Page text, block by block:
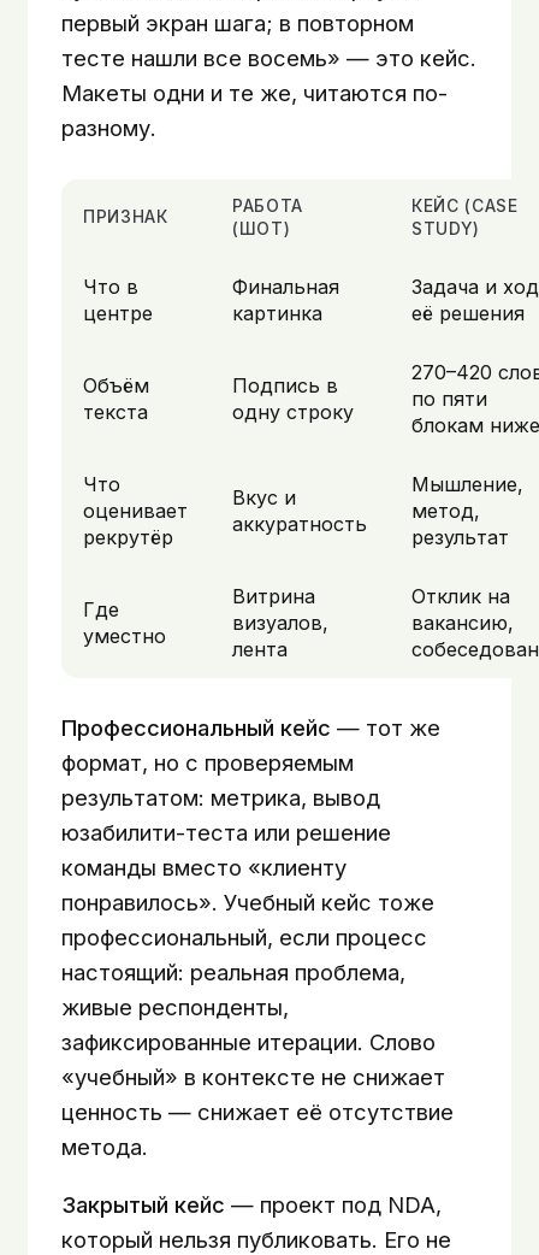
первый экран шага; в повторном
тесте нашли все восемь» — это кейс.
Макеты одни и те же, читаются по-
разному.
ПРИЗНАК
РАБОТА
(ШОТ)
КЕЙС (CASE
STUDY)
Что в
центре
Финальная
картинка
Задача и ход
её решения
Объём
текста
Подпись в
одну строку
270–420
по пяти
блокам ниже
Что
оценивает
рекрутёр
Вкус и
аккуратность
Мышление,
метод,
результат
Где
уместно
Витрина
визуалов,
лента
Отклик на
вакансию,
Профессиональный кейс — тот же
формат, но с проверяемым
результатом: метрика, вывод
юзабилити-теста или решение
команды вместо «клиенту
понравилось». Учебный кейс тоже
профессиональный, если процесс
настоящий: реальная проблема,
живые респонденты,
зафиксированные итерации. Слово
«учебный» в контексте не снижает
ценность — снижает её отсутствие
метода.
Закрытый кейс — проект под NDA,
который нельзя публиковать. Его не